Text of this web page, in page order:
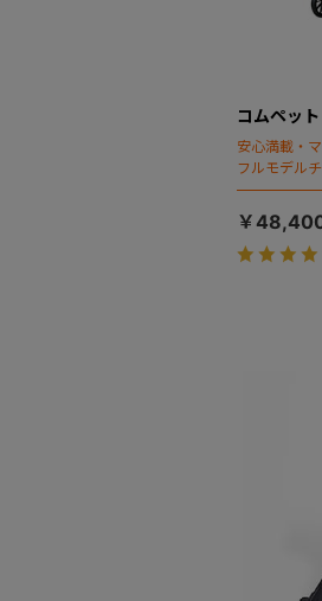
コムペッ
安心満載・
フルモデル
ディング」
￥